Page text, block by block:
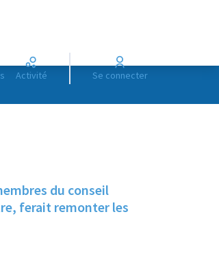
Activité Se connecter
du conseil
ferait remonter les